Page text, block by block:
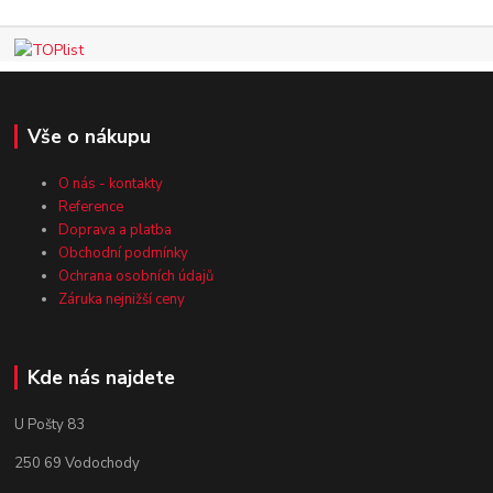
Vše o nákupu
O nás - kontakty
Reference
Doprava a platba
Obchodní podmínky
Ochrana osobních údajů
Záruka nejnižší ceny
Kde nás najdete
U Pošty 83
250 69 Vodochody